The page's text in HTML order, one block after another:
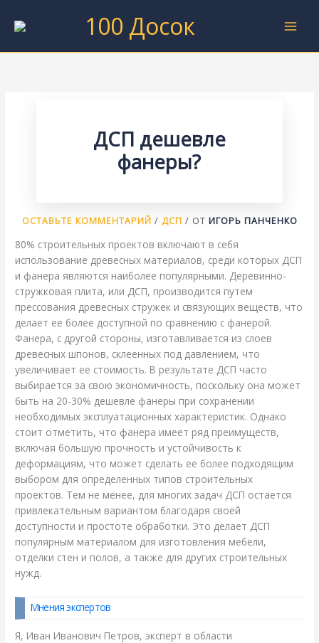
100 Досок
ДСП дешевле
фанеры?
ОСТАВЬТЕ КОММЕНТАРИЙ / ДСП / ОТ ИГОРЬ ПАНЧЕНКО
80% строительных проектов включают в себя
использование древесных материалов, среди которых ДСП
и фанера являются наиболее популярными. Деревинно-
стружковая плита, или ДСП, производится путем
прессования древесных стружек и связующих веществ, что
делает ее более доступной по сравнению с фанерой.
Фанера, с другой стороны, изготавливается из слоев
древесных шпонов, склеенных под давлением, что
увеличивает ее стоимость. В результате ДСП часто
выбирается за свою экономичность, поскольку она может
быть на 20-30% дешевле фанеры при сохранении
необходимых эксплуатационных характеристик. Однако
стоит отметить, что фанера имеет ряд преимуществ,
включая большую прочность и устойчивость к
деформациям, что может сделать ее более подходящим
выбором для определенных типов строительных
проектов. Тем не менее, для многих задач ДСП остается
привлекательным вариантом благодаря своей
доступности и простоте обработки. Это делает ДСП
популярным материалом для изготовления мебели,
отделки стен и полов, а также для других строительных
нужд.
Мнения экспертов
Я, Иван Иванович Петров, эксперт в области